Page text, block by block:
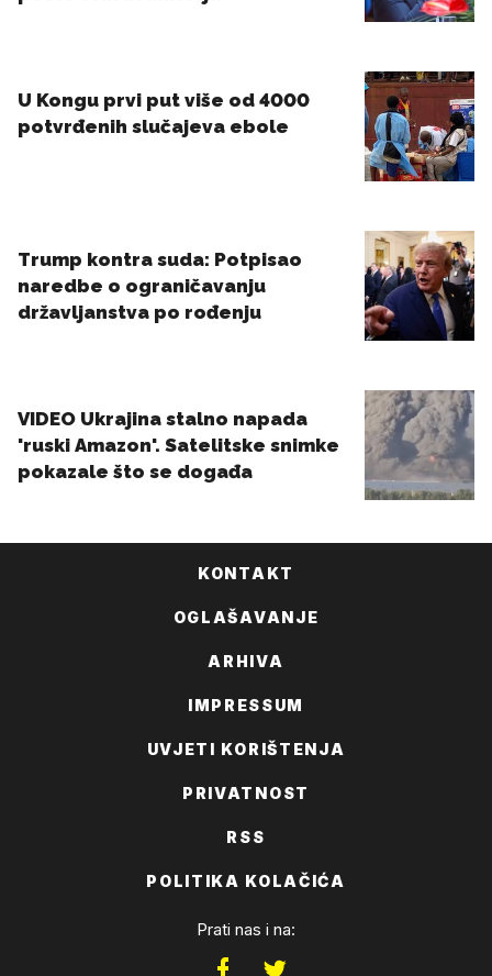
KONTAKT
OGLAŠAVANJE
ARHIVA
IMPRESSUM
UVJETI KORIŠTENJA
PRIVATNOST
RSS
POLITIKA KOLAČIĆA
Prati nas i na: